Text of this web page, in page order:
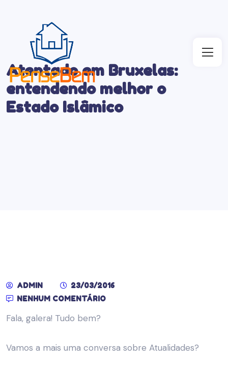
Atentado em Bruxelas:
entendendo melhor o
Estado Islâmico
ADMIN
23/03/2016
NENHUM COMENTÁRIO
Fala, galera! Tudo bem?
Vamos a mais uma conversa sobre Atualidades?